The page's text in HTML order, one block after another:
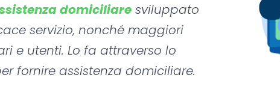
Vitaever
al cliente
domiciliare sviluppato
servizio, nonché maggiori
e utenti. Lo fa attraverso lo
fornire assistenza domiciliare.